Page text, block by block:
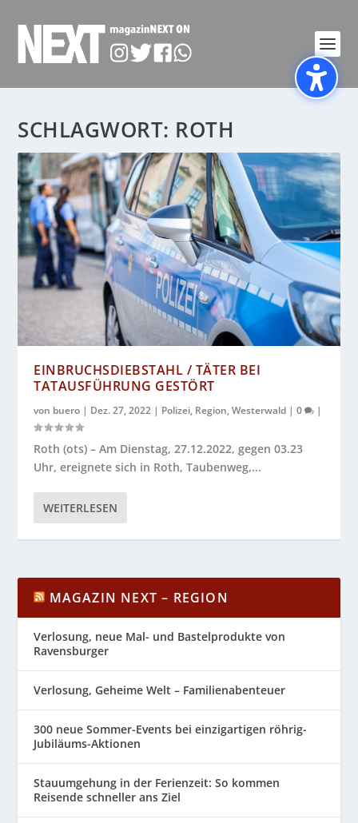
SCHLAGWORT: ROTH
EINBRUCHSDIEBSTAHL / TÄTER BEI
TATAUSFÜHRUNG GESTÖRT
von buero | Dez. 27, 2022 | Polizei, Region,Westerwald |0 |
Roth (ots) – Am Dienstag, 27.12.2022, gegen 03.23
Uhr, ereignete sich in Roth, Taubenweg,...
WEITERLESEN
MAGAZIN NEXT – REGION
Verlosung, neue Mal- und Bastelprodukte von
Ravensburger
Verlosung, Geheime Welt – Familienabenteuer
300 neue Sommer-Events bei einzigartigen röhrig-
Jubiläums-Aktionen
Stauumgehung in der Ferienzeit: So kommen
Reisende schneller ans Ziel